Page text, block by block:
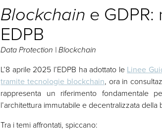
Blockchain e
EDPB
Data Protection | Blockchain
L’8 aprile 2025 l’EDPB ha adottato le Linee
tramite tecnologie blockchain, ora in
rappresenta un riferimento fondamentale
l’architettura immutabile e decentralizzata
Tra i temi affrontati, spiccano: